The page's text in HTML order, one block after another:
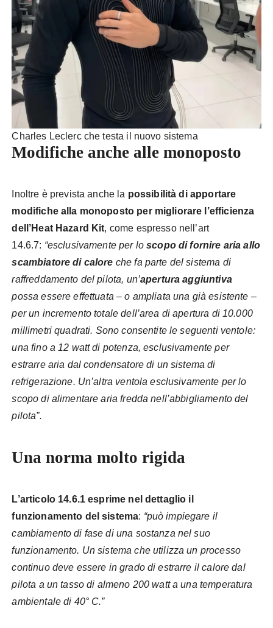
Charles Leclerc che testa il nuovo sistema
Modifiche anche alle monoposto
Inoltre è prevista anche la possibilità di apportare
modifiche alla monoposto per migliorare l’efficienza
dell’Heat Hazard Kit, come espresso nell’art
14.6.7: “esclusivamente per loscopo di fornire aria allo
scambiatore di calore che fa parte del sistema di
raffreddamento del pilota, un’apertura aggiuntiva
possa essere effettuata – o ampliata una già esistente –
per un incremento totale dell’area di apertura di 10.000
millimetri quadrati. Sono consentite le seguenti ventole:
una fino a 12 watt di potenza, esclusivamente per
estrarre aria dal condensatore di un sistema di
refrigerazione. Un’altra ventola esclusivamente per lo
scopo di alimentare aria fredda nell’abbigliamento del
pilota”.
Una norma molto rigida
L’articolo 14.6.1 esprime nel dettaglio il
funzionamento del sistema: “può impiegare il
cambiamento di fase di una sostanza nel suo
funzionamento. Un sistema che utilizza un processo
continuo deve essere in grado di estrarre il calore dal
pilota a un tasso di almeno 200 watt a una temperatura
ambientale di 40° C.”